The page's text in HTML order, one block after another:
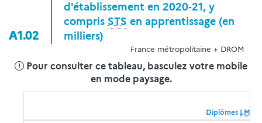
A1.02
d'établissement en 2020‑21, y
compris STS en apprentissage (en
milliers)
France métropolitaine + DROM
Pour consulter ce tableau, basculez votre mobile
en mode paysage.
Diplômes LMD